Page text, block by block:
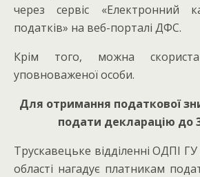
через сервіс «Електронний
податків» на веб-порталі ДФС.
Крім того, можна
уповноваженої особи.
Для отримання податкової
подати декларацію до
Трускавецьке відділенні ОДПІ
області нагадує платникам